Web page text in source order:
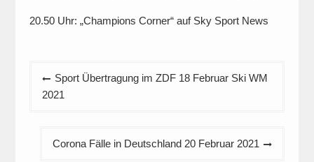
20.50 Uhr: „Champions Corner“ auf Sky Sport News
Beitragsnavigation
Sport Übertragung im ZDF 18 Februar Ski WM
2021
Corona Fälle in Deutschland 20 Februar 2021